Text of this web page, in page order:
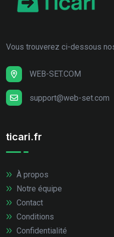
Vous trouverez ci-dessous
WEB-SET.COM
support@web-set.com
ticari.fr
À propos
Notre équipe
Contact
Conditions
Confidentialité